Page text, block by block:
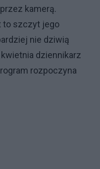
kamerą.
to szczyt jego
nie dziwią
kwietnia dziennikarz
rozpoczyna